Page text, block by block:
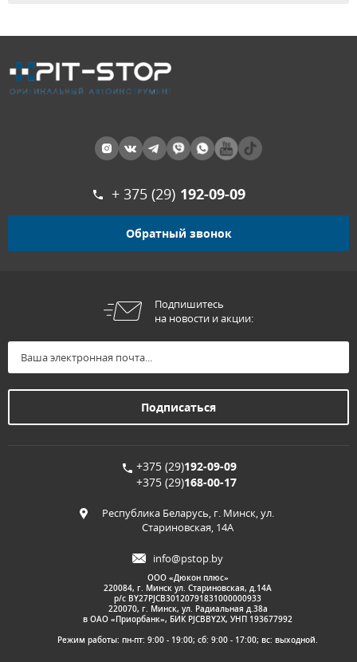
+ 375 (29) 192-09-09
Обратный звонок
Подпишитесь
на новости и акции:
+375 (29)192-09-09
+375 (29)168-00-17
Республика Беларусь, г. Минск, ул.
Стариновская, 14А
info@pstop.by
ООО «Дюкон плюс»
220084, г. Минск ул. Стариновская, д.14А
р/с BY27PJCB30120791831000000933
220070, г. Минск, ул. Радиальная д.38а
в ОАО «Приорбанк», БИК PJCBBY2X, УНП 193677992
Режим работы: пн-пт: 9:00 - 19:00; сб: 9:00 - 17:00; вс: выходной.